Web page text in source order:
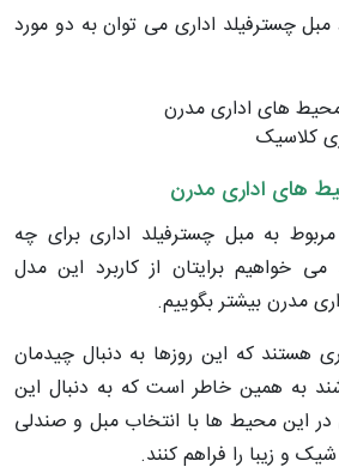
مبل چسترفیلد اداری می توان به دو مورد
های اداری مدرن
کلاسیک
های اداری مدرن
به مبل چسترفیلد اداری برای چه
خواهیم برایتان از کاربرد این مدل
مدرن بیشتر بگوییم.
هستند که این روزها به دنبال چیدمان
به همین خاطر است که به دنبال این
در این محیط ها با انتخاب مبل و صندلی
و زیبا را فراهم کنند.